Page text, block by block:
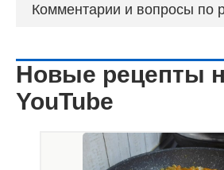
Комментарии и вопросы по
Новые рецепты
YouTube